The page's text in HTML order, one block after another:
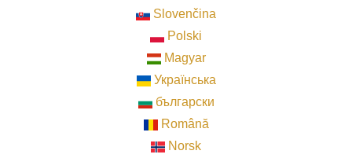
Slovenčina
Polski
Magyar
Українська
български
Română
Norsk